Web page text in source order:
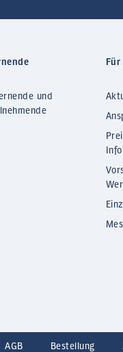
und
Für
AGB Bestellung